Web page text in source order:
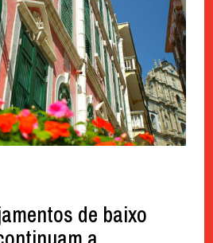
de baixo